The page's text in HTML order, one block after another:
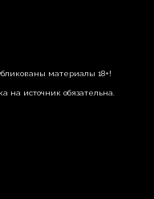
материалы 18+!
на источник обязательна.